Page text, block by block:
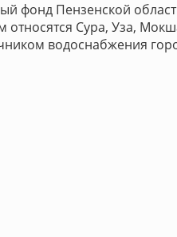
фонд Пензенской
относятся Сура, Уза,
водоснабжения